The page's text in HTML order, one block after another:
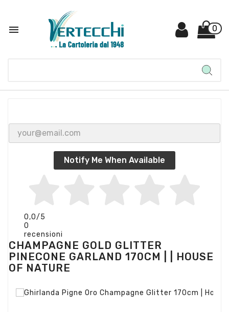
 0
Notify Me When Available
0,0/5
0
recensioni
CHAMPAGNE GOLD GLITTER
PINECONE GARLAND 170CM | | HOUSE
OF NATURE